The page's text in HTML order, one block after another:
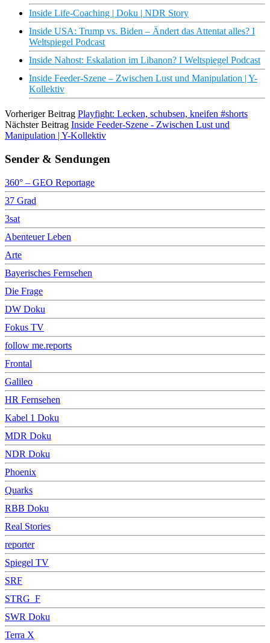
Inside Life-Coaching | Doku | NDR Story
Inside USA: Trump vs. Biden – Ändert das Attentat alles? I
Weltspiegel Podcast
Inside Nahost: Eskalation im Libanon? I Weltspiegel Podcast
Inside Feeder-Szene – Zwischen Lust und Manipulation | Y-
Kollektiv
Vorheriger Beitrag Playfight: Lecken, schubsen, kneifen #shorts
Nächster Beitrag Inside Feeder-Szene - Zwischen Lust und
Manipulation | Y-Kollektiv
Sender & Sendungen
360° – GEO Reportage
37 Grad
3sat
Abenteuer Leben
Arte
Bayerisches Fernsehen
Die Frage
DW Doku
Fokus TV
follow me.reports
Frontal
Galileo
HR Fernsehen
Kabel 1 Doku
MDR Doku
NDR Doku
Phoenix
Quarks
RBB Doku
Real Stories
reporter
Spiegel TV
SRF
STRG_F
SWR Doku
Terra X